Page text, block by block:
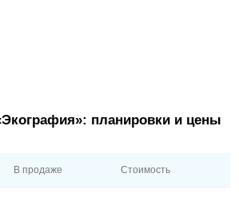
планировки и цены
В продаже Стоимость